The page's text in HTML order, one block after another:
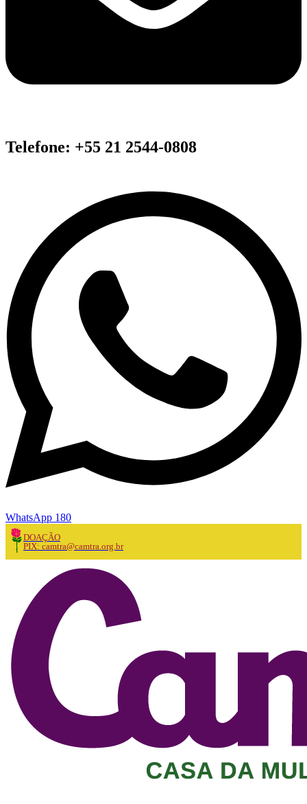
Telefone: +55 21 2544-0808
WhatsApp 180
DOAÇÃO
PIX: camtra@camtra.org.br